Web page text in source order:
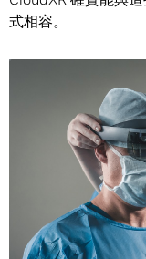
式相容。